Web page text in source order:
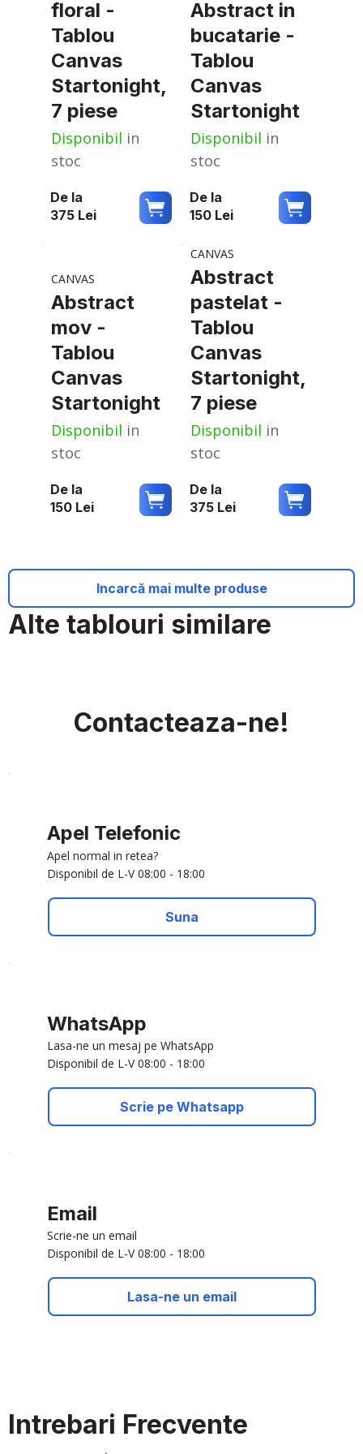
Alte tablouri similare
floral -
Tablou
Canvas
Startonight,
7 piese
Disponibil in
stoc
De la
375 Lei
Abstract in
bucatarie -
Tablou
Canvas
Startonight
Disponibil in
stoc
De la
150 Lei
CANVAS
Abstract
mov -
Tablou
Canvas
Startonight
Disponibil in
stoc
De la
150 Lei
CANVAS
Abstract
pastelat -
Tablou
Canvas
Startonight,
7 piese
Disponibil in
stoc
De la
375 Lei
Incarcă mai multe produse
Contacteaza-ne!
Apel Telefonic
Apel normal in retea?
Disponibil de L-V 08:00 - 18:00
Suna
WhatsApp
Lasa-ne un mesaj pe WhatsApp
Disponibil de L-V 08:00 - 18:00
Scrie pe Whatsapp
Email
Scrie-ne un email
Disponibil de L-V 08:00 - 18:00
Lasa-ne un email
Intrebari Frecvente